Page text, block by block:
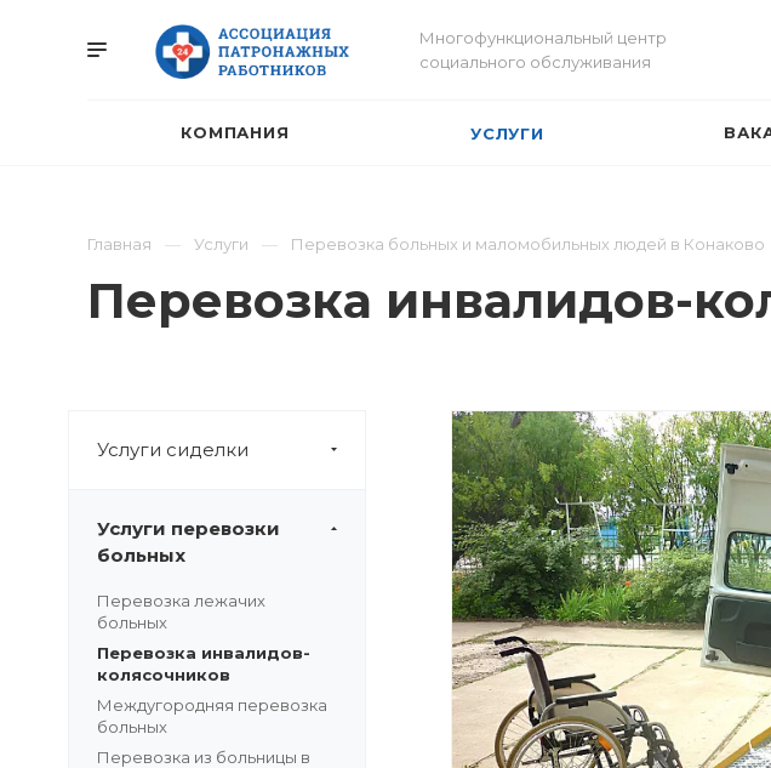
Многофункциональный центр
социального обслуживания
КОМПАНИЯ УСЛУГИ
Главная Услуги Перевозка больных и маломобильных людей в Конаково
Перевозка инвалидов-
Услуги сиделки
Услуги перевозки
больных
Перевозка лежачих
больных
Перевозка инвалидов-
колясочников
Междугородняя перевозка
больных
Перевозка из больницы в